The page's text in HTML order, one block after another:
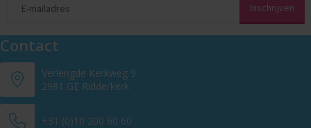
Contact
Verlengde Kerkweg 9
2981 GE Ridderkerk
+31 (0)10 200 60 60